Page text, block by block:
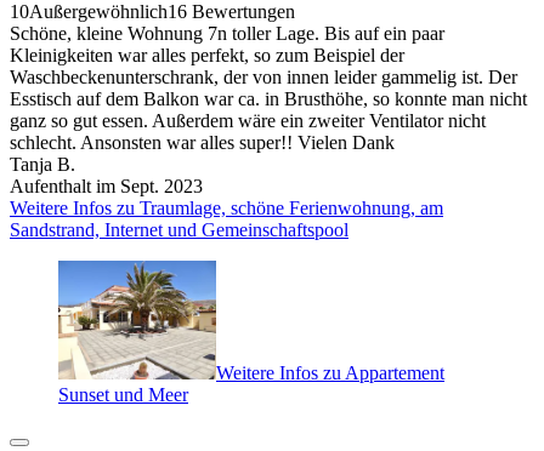
10Außergewöhnlich16 Bewertungen
Schöne, kleine Wohnung 7n toller Lage. Bis auf ein paar
Kleinigkeiten war alles perfekt, so zum Beispiel der
Waschbeckenunterschrank, der von innen leider gammelig ist. Der
Esstisch auf dem Balkon war ca. in Brusthöhe, so konnte man nicht
ganz so gut essen. Außerdem wäre ein zweiter Ventilator nicht
schlecht. Ansonsten war alles super!! Vielen Dank
Tanja B.
Aufenthalt im Sept. 2023
Weitere Infos zu Traumlage, schöne Ferienwohnung, am
Sandstrand, Internet und Gemeinschaftspool
Weitere Infos zu Appartement
Sunset und Meer